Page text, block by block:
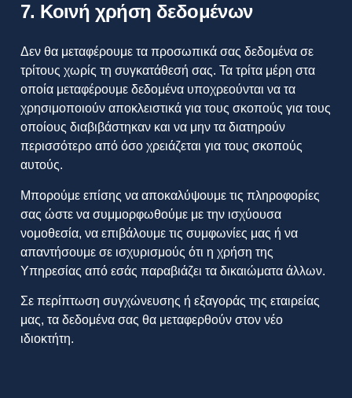
7. Κοινή χρήση δεδομένων
Δεν θα μεταφέρουμε τα προσωπικά σας δεδομένα σε
τρίτους χωρίς τη συγκατάθεσή σας. Τα τρίτα μέρη στα
οποία μεταφέρουμε δεδομένα υποχρεούνται να τα
χρησιμοποιούν αποκλειστικά για τους σκοπούς για τους
οποίους διαβιβάστηκαν και να μην τα διατηρούν
περισσότερο από όσο χρειάζεται για τους σκοπούς
αυτούς.
Μπορούμε επίσης να αποκαλύψουμε τις πληροφορίες
σας ώστε να συμμορφωθούμε με την ισχύουσα
νομοθεσία, να επιβάλουμε τις συμφωνίες μας ή να
απαντήσουμε σε ισχυρισμούς ότι η χρήση της
Υπηρεσίας από εσάς παραβιάζει τα δικαιώματα άλλων.
Σε περίπτωση συγχώνευσης ή εξαγοράς της εταιρείας
μας, τα δεδομένα σας θα μεταφερθούν στον νέο
ιδιοκτήτη.